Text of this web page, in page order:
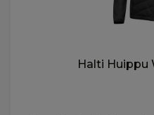
Halti Huippu